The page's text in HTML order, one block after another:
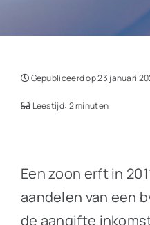
Gepubliceerd op 23 januari
Leestijd: 2 minuten
Een zoon erft in
aandelen van een
de aangifte